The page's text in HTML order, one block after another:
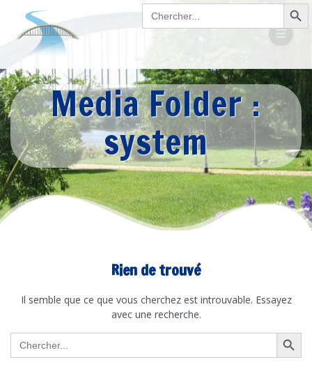
Search Search Button
Passer
au
Media Folder :
system
Rien de trouvé
Il semble que ce que vous cherchez est introuvable. Essayez
avec une recherche.
Search Search Button